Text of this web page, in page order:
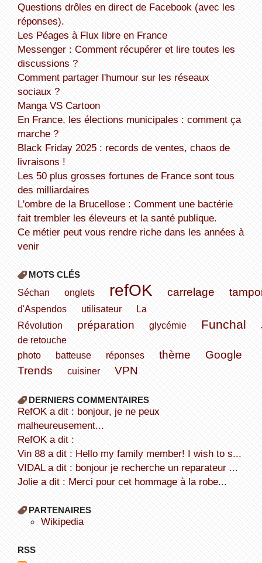
Questions drôles en direct de Facebook (avec les
réponses).
Les Péages à Flux libre en France
Messenger : Comment récupérer et lire toutes les
discussions ?
Comment partager l'humour sur les réseaux
sociaux ?
Manga VS Cartoon
En France, les élections municipales : comment ça
marche ?
Black Friday 2025 : records de ventes, chaos de
livraisons !
Les 50 plus grosses fortunes de France sont tous
des milliardaires
L'ombre de la Brucellose : Comment une bactérie
fait trembler les éleveurs et la santé publique.
Ce métier peut vous rendre riche dans les années à
venir
MOTS CLÉS
Séchan onglets refOK carrelage
d'Aspendos utilisateur
La
Révolution
préparation glycémie Funchal
de retouche
photo
batteuse réponses thème
Google
Trends
cuisiner VPN
DERNIERS COMMENTAIRES
refOK a dit : bonjour, je ne peux
malheureusement...
refOK a dit :
Vin 88 a dit : Hello my family member! I wish to s...
VIDAL a dit : bonjour je recherche un reparateur ...
Jolie a dit : Merci pour cet hommage à la robe...
PARTENAIRES
wikipedia
RSS